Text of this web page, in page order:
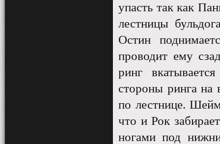
упасть так как
лестницы
Остин
проводит ему
ринг
стороны ринга на
по лестнице.
что и Рок
ногами под